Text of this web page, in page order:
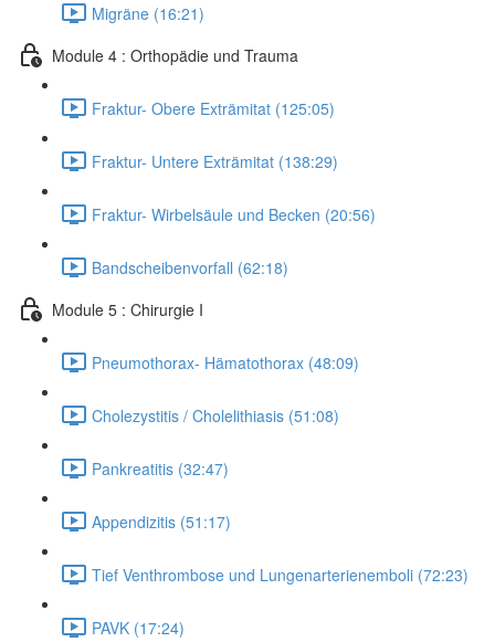
Migräne (16:21)
Module 4 : Orthopädie und Trauma
Fraktur- Obere Exträmitat (125:05)
Fraktur- Untere Exträmitat (138:29)
Fraktur- Wirbelsäule und Becken (20:56)
Bandscheibenvorfall (62:18)
Module 5 : Chirurgie I
Pneumothorax- Hämatothorax (48:09)
Cholezystitis / Cholelithiasis (51:08)
Pankreatitis (32:47)
Appendizitis (51:17)
Tief Venthrombose und Lungenarterienemboli (72:23)
PAVK (17:24)